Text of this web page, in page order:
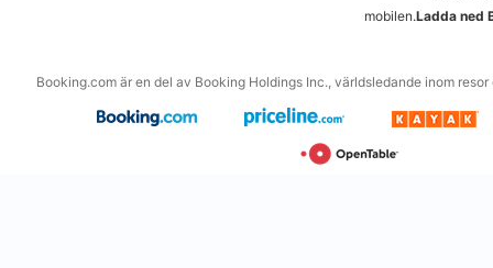
mobilen.Ladda ned
Booking.com är en del av Booking Holdings Inc., världsledande inom